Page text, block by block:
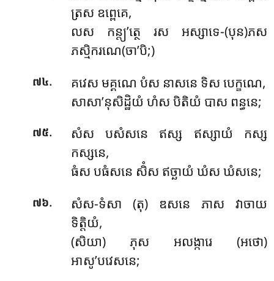
ត្រស ឧព្ពេគេ,
លស កន្ត្យ’ត្ថេ រស អស្សាទេ-(បុន)ភស
ភស្មិករណេ(ចា’បិ;)
៧៤.
គវេស មគ្គណេ បំស នាសនេ ទិស បេក្ខណេ,
សាសា’នុសិដ្ឋិយំ ហំស បិតិយំ បាស ពន្ធនេ;
៧៥.
សំស បសំសនេ ឥស្ស ឥស្សាយំ កស្ស
កស្សនេ,
ធំស បធំសនេ សិំស ឥច្ឆាយំ ឃំស ឃំសនេ;
៧៦.
សំស-ទំសា (តុ) ឌសនេ ភាស វាចាយ
ទិត្តិយំ,
(សិយា) ភុស អលង្ការេ (អថោ)
អាសូ’បវេសនេ;